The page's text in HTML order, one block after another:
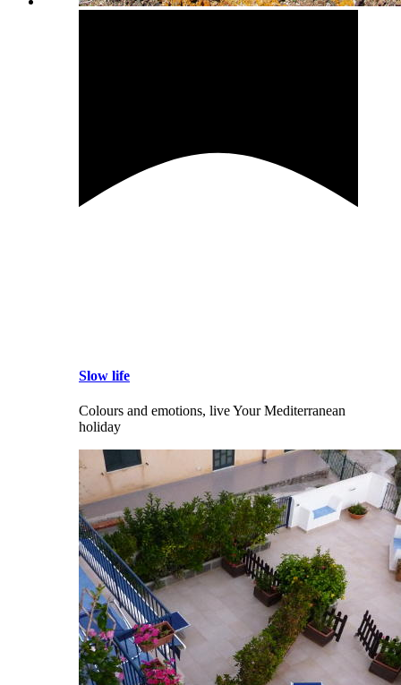
Slow life
Colours and emotions, live Your Mediterranean
holiday